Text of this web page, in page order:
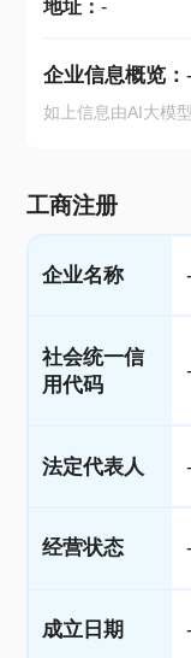
地址： -
企业信息概览： -
如上信息由AI大模
工商注册
企业名称 -
社会统一信
用代码
-
法定代表人 -
经营状态 -
成立日期 -